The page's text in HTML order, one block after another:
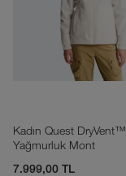
Kadın Quest DryVent™
Yağmurluk Mont
7.999,00 TL